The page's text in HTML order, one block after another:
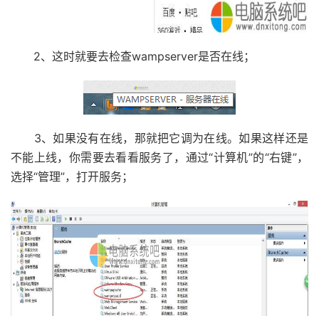
2、这时就要去检查wampserver是否在线；
3、如果没有在线，那就把它调为在线。如果这样还是
不能上线，你需要去看看服务了，通过“计算机”的“右键”，
选择“管理”，打开服务；